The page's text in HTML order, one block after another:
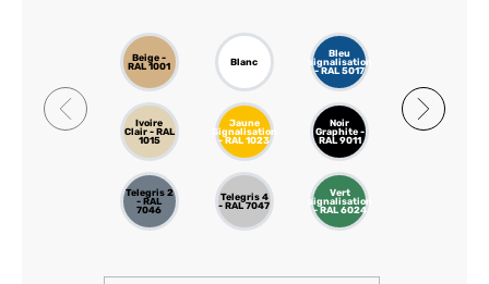
Beige -
RAL 1001
Blanc
Bleu
signalisation
- RAL 5017
Ivoire
Clair - RAL
1015
Jaune
Signalisation
- RAL 1023
Noir
Graphite -
RAL 9011
Rouge
signalisation
Telegris 2
- RAL
7046
Telegris 4
- RAL 7047
Vert
signalisation
- RAL 6024